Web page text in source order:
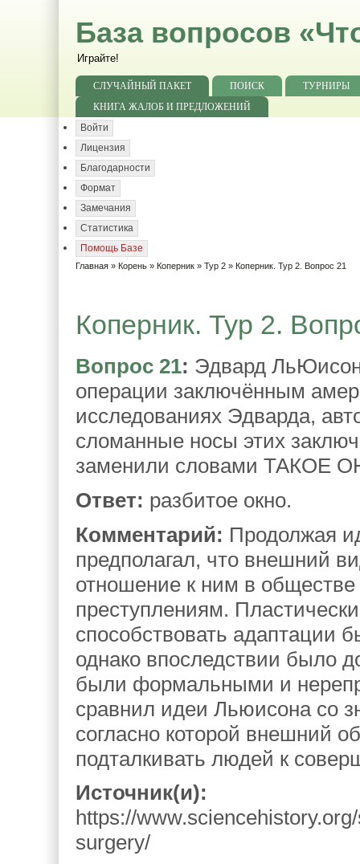
База вопросов
Играйте!
СЛУЧАЙНЫЙ ПАКЕТ ПОИСК
ТУРНИРЫ
КНИГА ЖАЛОБ И ПРЕДЛОЖЕНИЙ
Войти
Лицензия
Благодарности
Формат
Замечания
Статистика
Помощь Базе
Главная » Корень » Коперник » Тур 2 » Коперник. Тур 2. Вопрос 21
Коперник. Тур 2.
Вопрос 21: Эдвард ЛьЮисон
операции заключённым
исследованиях Эдварда,
сломанные носы этих
заменили словами ТАКОЕ
Ответ: разбитое окно.
Комментарий: Продолжая
предполагал, что внешний
отношение к ним в обществе
преступлениям.
способствовать адаптации
однако впоследствии было
были формальными и
сравнил идеи Льюисона со
согласно которой внешний
подталкивать людей к
Источник(и):
https://
surgery/